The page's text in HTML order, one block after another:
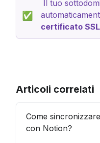
✅
certificato SSL
Articoli correlati
Come
con Notion?